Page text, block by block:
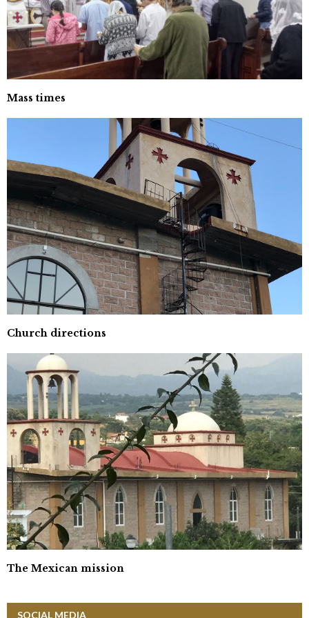
Mass times
Church directions
The Mexican mission
SOCIAL MEDIA